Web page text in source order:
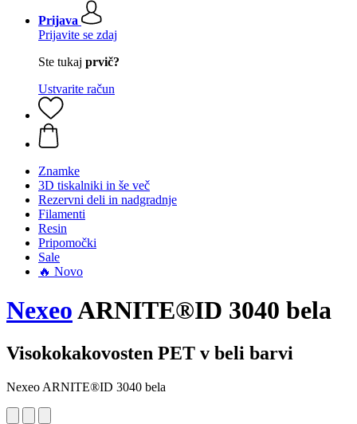
Prijava
Prijavite se zdaj
Ste tukaj prvič?
Ustvarite račun
Znamke
3D tiskalniki in še več
Rezervni deli in nadgradnje
Filamenti
Resin
Pripomočki
Sale
🔥 Novo
NexeoARNITE®ID 3040 bela
Visokokakovosten PET v beli barvi
Nexeo ARNITE®ID 3040 bela